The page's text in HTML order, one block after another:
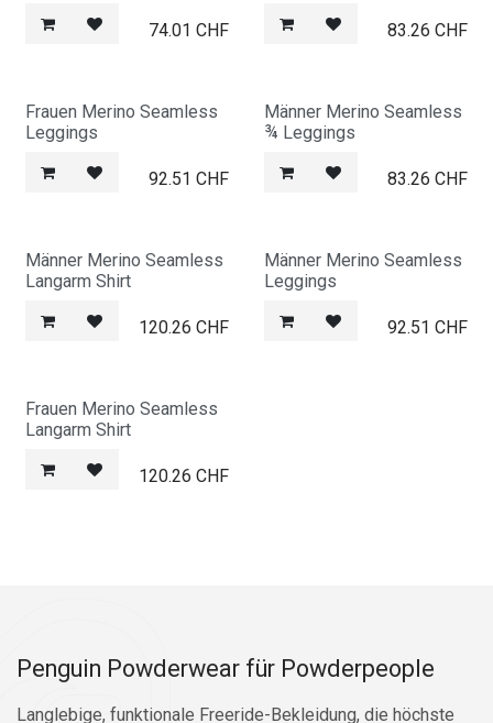
74.01 CHF 83.26 CHF
Frauen Merino Seamless
Leggings
92.51 CHF
Männer Merino Seamless
¾ Leggings
83.26 CHF
Männer Merino Seamless
Langarm Shirt
120.26 CHF
Männer Merino Seamless
Leggings
92.51 CHF
Frauen Merino Seamless
Langarm Shirt
120.26 CHF
Penguin Powderwear für Powderpeople
Langlebige, funktionale Freeride-Bekleidung, die höchste